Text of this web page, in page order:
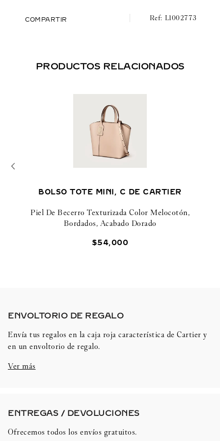
COMPARTIR L1002773
PRODUCTOS RELACIONADOS
BOLSO TOTE MINI, C DE CARTIER
Piel De Becerro Texturizada Color Melocotón,
Bordados, Acabado Dorado
$54,000
ENVOLTORIO DE REGALO​
Envía tus regalos en la caja roja característica de Cartier y
en un envoltorio de regalo.
Ver más
ENTREGAS / DEVOLUCIONES​
Ofrecemos todos los envíos gratuitos.